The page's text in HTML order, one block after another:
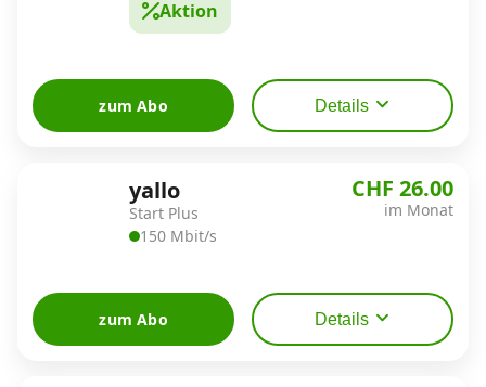
Aktion
zum Abo Details
yallo
Start Plus
150 Mbit/s
CHF 26.00
im Monat
zum Abo Details